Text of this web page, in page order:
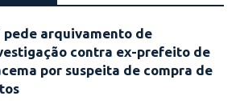
pede arquivamento de
contra ex-prefeito de
por suspeita de compra de